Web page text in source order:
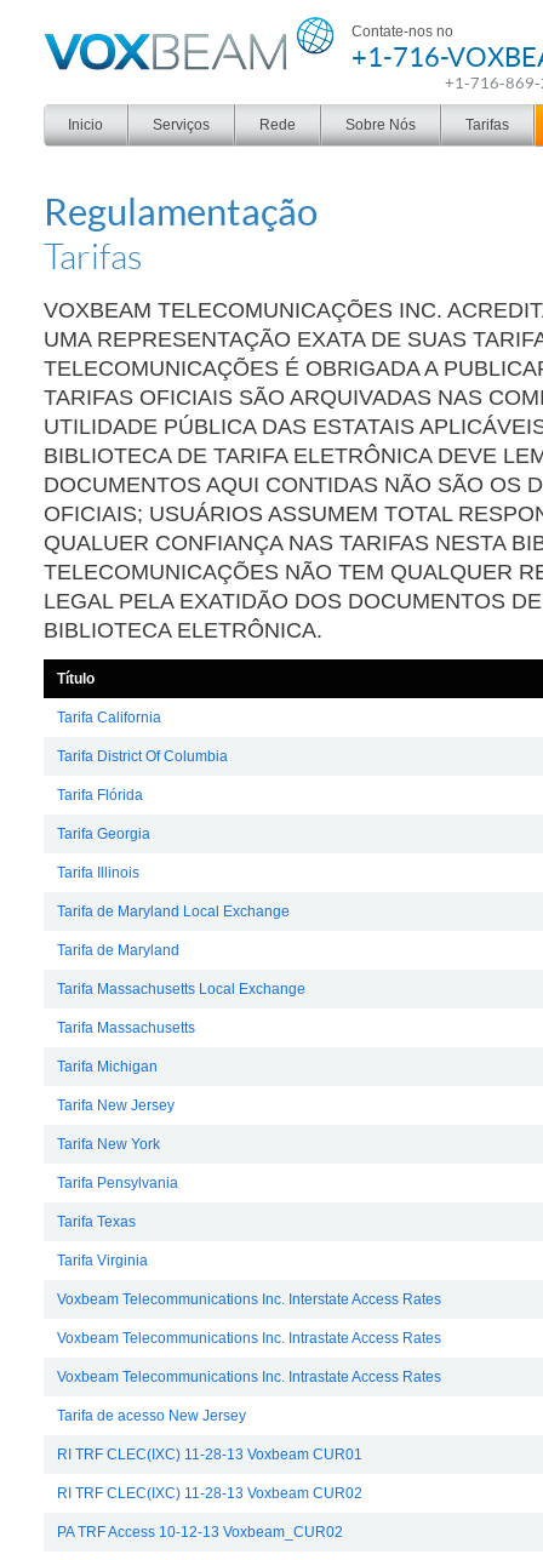
Contate-nos no
+1-716-
+1-716-
Inicio Serviços Rede Sobre Nós Tarifas
Regulamentação
Tarifas
VOXBEAM TELECOMUNICAÇÕES INC.
UMA REPRESENTAÇÃO EXATA DE SUAS
TELECOMUNICAÇÕES É OBRIGADA A
TARIFAS OFICIAIS SÃO ARQUIVADAS NAS
UTILIDADE PÚBLICA DAS ESTATAIS
BIBLIOTECA DE TARIFA ELETRÔNICA DEVE
DOCUMENTOS AQUI CONTIDAS NÃO SÃO OS
OFICIAIS; USUÁRIOS ASSUMEM TOTAL
QUALUER CONFIANÇA NAS TARIFAS NESTA
TELECOMUNICAÇÕES NÃO TEM QUALQUER
LEGAL PELA EXATIDÃO DOS DOCUMENTOS
BIBLIOTECA ELETRÔNICA.
Título
Tarifa California
Tarifa District Of Columbia
Tarifa Flórida
Tarifa Georgia
Tarifa Illinois
Tarifa de Maryland Local Exchange
Tarifa de Maryland
Tarifa Massachusetts Local Exchange
Tarifa Massachusetts
Tarifa Michigan
Tarifa New Jersey
Tarifa New York
Tarifa Pensylvania
Tarifa Texas
Tarifa Virginia
Voxbeam Telecommunications Inc. Interstate Access Rates
Voxbeam Telecommunications Inc. Intrastate Access Rates
Voxbeam Telecommunications Inc. Intrastate Access Rates
Tarifa de acesso New Jersey
RI TRF CLEC(IXC) 11-28-13 Voxbeam CUR01
RI TRF CLEC(IXC) 11-28-13 Voxbeam CUR02
PA TRF Access 10-12-13 Voxbeam_CUR02